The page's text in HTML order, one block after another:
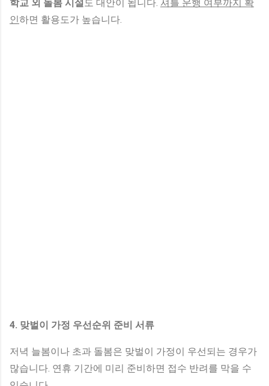
학교 외 돌봄 시설 도 대안이 됩니다. 셔틀 운행 여부까지 확
인하면 활용도가 높습니다.
4. 맞벌이 가정 우선순위 준비 서류
저녁 늘봄이나 초과 돌봄은 맞벌이 가정이 우선되는 경우가
많습니다. 연휴 기간에 미리 준비하면 접수 반려를 막을 수